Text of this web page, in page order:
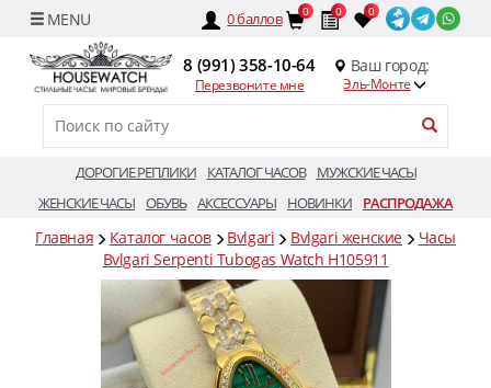
0баллов 0 0 0
8 (991) 358-10-64
Перезвоните мне
Ваш город:
Эль-Монте
ДОРОГИЕ РЕПЛИКИ КАТАЛОГ ЧАСОВ
МУЖСКИЕ ЧАСЫ
ЖЕНСКИЕ ЧАСЫ ОБУВЬ АКСЕССУАРЫ НОВИНКИ РАСПРОДАЖА
Главная Каталог часов Bvlgari Bvlgari женские
Часы
Bvlgari Serpenti Tubogas Watch H105911